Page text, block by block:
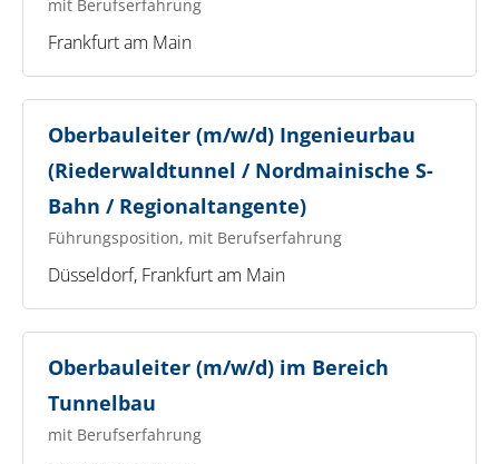
mit Berufserfahrung
Frankfurt am Main
Oberbauleiter (m/w/d) Ingenieurbau
(Riederwaldtunnel / Nordmainische S-
Bahn / Regionaltangente)
Führungsposition, mit Berufserfahrung
Düsseldorf, Frankfurt am Main
Oberbauleiter (m/w/d) im Bereich
Tunnelbau
mit Berufserfahrung